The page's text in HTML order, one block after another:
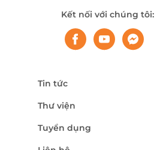
Kết nối với chúng tôi:
Tin tức
Thư viện
Tuyển dụng